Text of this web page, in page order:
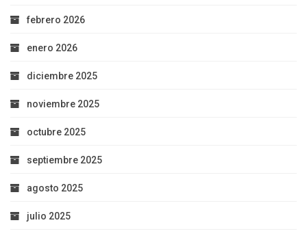
febrero 2026
enero 2026
diciembre 2025
noviembre 2025
octubre 2025
septiembre 2025
agosto 2025
julio 2025